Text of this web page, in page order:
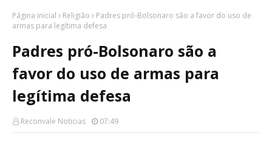
Página inicial Religião
Padres pró-Bolsonaro são a favor do uso de
armas para legítima defesa
Padres pró-Bolsonaro são a
favor do uso de armas para
legítima defesa
Reconvale Noticias 07:49